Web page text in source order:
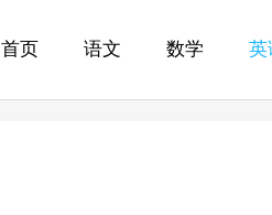
首页 语文 数学 英